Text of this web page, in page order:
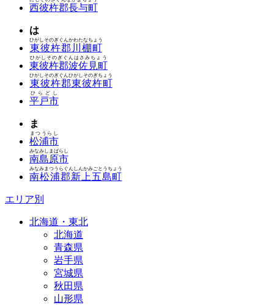
西彼杵郡長与町
は
東彼杵郡川棚町
ひがしそのぎぐんかわたなちょう
東彼杵郡波佐見町
ひがしそのぎぐんはさみちょう
東彼杵郡東彼杵町
ひがしそのぎぐんひがしそのぎちょう
平戸市
ひらどし
ま
松浦市
まつうらし
南島原市
みなみしまばらし
南松浦郡新上五島町
みなみまつうらぐんしんかみごとうちょう
エリア別
北海道・東北
北海道
青森県
岩手県
宮城県
秋田県
山形県